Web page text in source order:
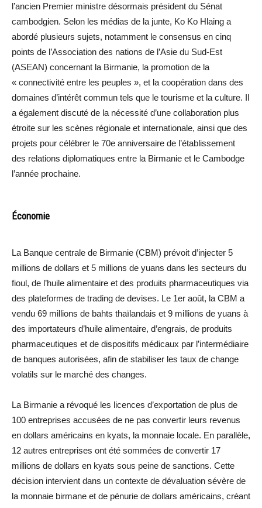
l’ancien Premier ministre désormais président du Sénat
cambodgien. Selon les médias de la junte, Ko Ko Hlaing a
abordé plusieurs sujets, notamment le consensus en cinq
points de l’Association des nations de l’Asie du Sud-Est
(ASEAN) concernant la Birmanie, la promotion de la
« connectivité entre les peuples », et la coopération dans des
domaines d’intérêt commun tels que le tourisme et la culture. Il
a également discuté de la nécessité d’une collaboration plus
étroite sur les scènes régionale et internationale, ainsi que des
projets pour célébrer le 70e anniversaire de l’établissement
des relations diplomatiques entre la Birmanie et le Cambodge
l’année prochaine.
Économie
La Banque centrale de Birmanie (CBM) prévoit d’injecter 5
millions de dollars et 5 millions de yuans dans les secteurs du
fioul, de l’huile alimentaire et des produits pharmaceutiques via
des plateformes de trading de devises. Le 1er août, la CBM a
vendu 69 millions de bahts thaïlandais et 9 millions de yuans à
des importateurs d’huile alimentaire, d’engrais, de produits
pharmaceutiques et de dispositifs médicaux par l’intermédiaire
de banques autorisées, afin de stabiliser les taux de change
volatils sur le marché des changes.
La Birmanie a révoqué les licences d’exportation de plus de
100 entreprises accusées de ne pas convertir leurs revenus
en dollars américains en kyats, la monnaie locale. En parallèle,
12 autres entreprises ont été sommées de convertir 17
millions de dollars en kyats sous peine de sanctions. Cette
décision intervient dans un contexte de dévaluation sévère de
la monnaie birmane et de pénurie de dollars américains, créant